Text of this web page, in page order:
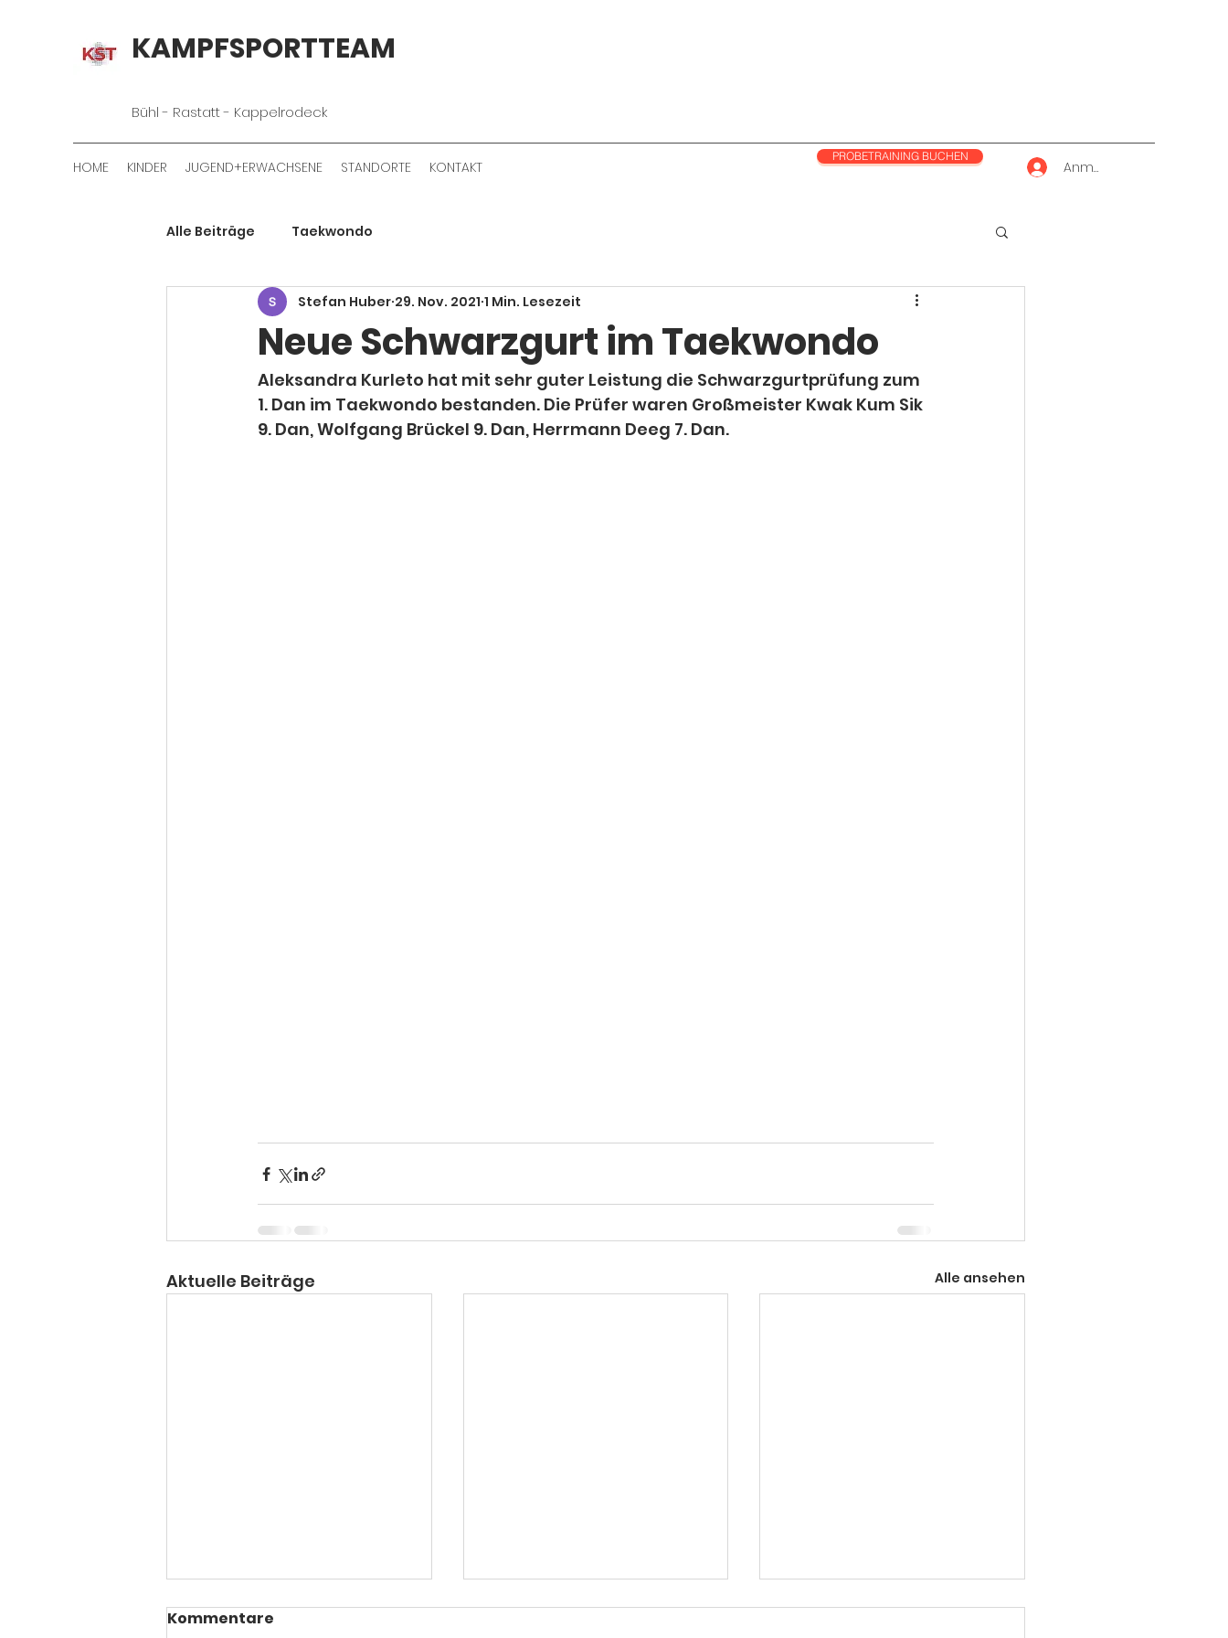
KAMPFSPORTTEAM
Bühl - Rastatt - Kappelrodeck
HOME KINDER JUGEND+ERWACHSENE STANDORTE KONTAKT
PROBETRAINING BUCHEN
Anmelden
Alle Beiträge Taekwondo
Neue Schwarzgurt im Taekwondo
Stefan Huber 29. Nov. 2021 1 Min. Lesezeit
Aleksandra Kurleto hat mit sehr guter Leistung die Schwarzgurtprüfung zum
1. Dan im Taekwondo bestanden. Die Prüfer waren Großmeister Kwak Kum Sik
9. Dan, Wolfgang Brückel 9. Dan, Herrmann Deeg 7. Dan.
Aktuelle Beiträge Alle ansehen
Kommentare